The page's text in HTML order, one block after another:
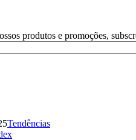
produtos e promoções,
Tendências